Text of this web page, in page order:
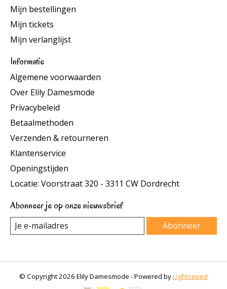
Mijn bestellingen
Mijn tickets
Mijn verlanglijst
Informatie
Algemene voorwaarden
Over Elily Damesmode
Privacybeleid
Betaalmethoden
Verzenden & retourneren
Klantenservice
Openingstijden
Locatie: Voorstraat 320 - 3311 CW Dordrecht
Abonneer je op onze nieuwsbrief
Abonneer
© Copyright 2026 Elily Damesmode - Powered byLightspeed